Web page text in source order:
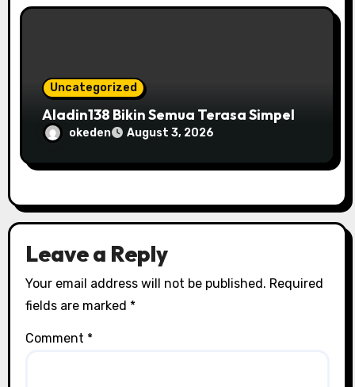
Uncategorized
Aladin138 Bikin Semua Terasa Simpel
okeden August 3, 2026
Leave a Reply
Your email address will not be published. Required
fields are marked *
Comment *